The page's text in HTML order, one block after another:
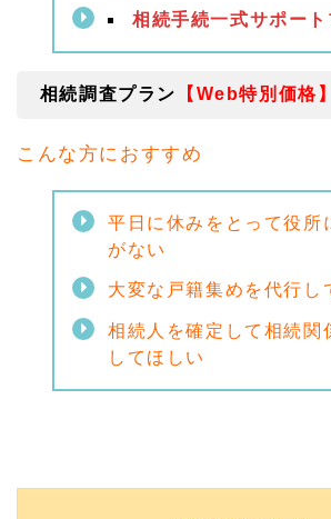
特別
価
格】
1.
2
産名
更・
サポ
ート
（相
記）
特別
相続手続一式サポート
相続調査プラン 【Web特別価格】
こんな方におすすめ
平日に休みをとって役所
がない
大変な戸籍集めを代行し
相続人を確定して相続関
してほしい